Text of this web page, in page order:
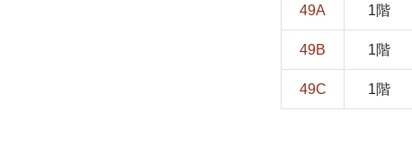
49A 1階
49B 1階
49C 1階